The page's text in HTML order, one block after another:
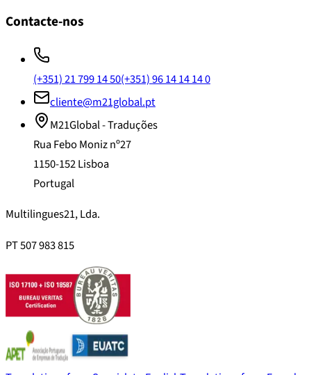
Contacte-nos
(+351) 21 799 14 50(+351) 96 14 14 14 0
cliente@m21global.pt
M21Global - Traduções
Rua Febo Moniz nº27
1150-152 Lisboa
Portugal
Multilingues21, Lda.
PT 507 983 815